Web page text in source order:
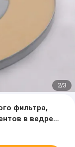
2/3
фильтра,
в ведре